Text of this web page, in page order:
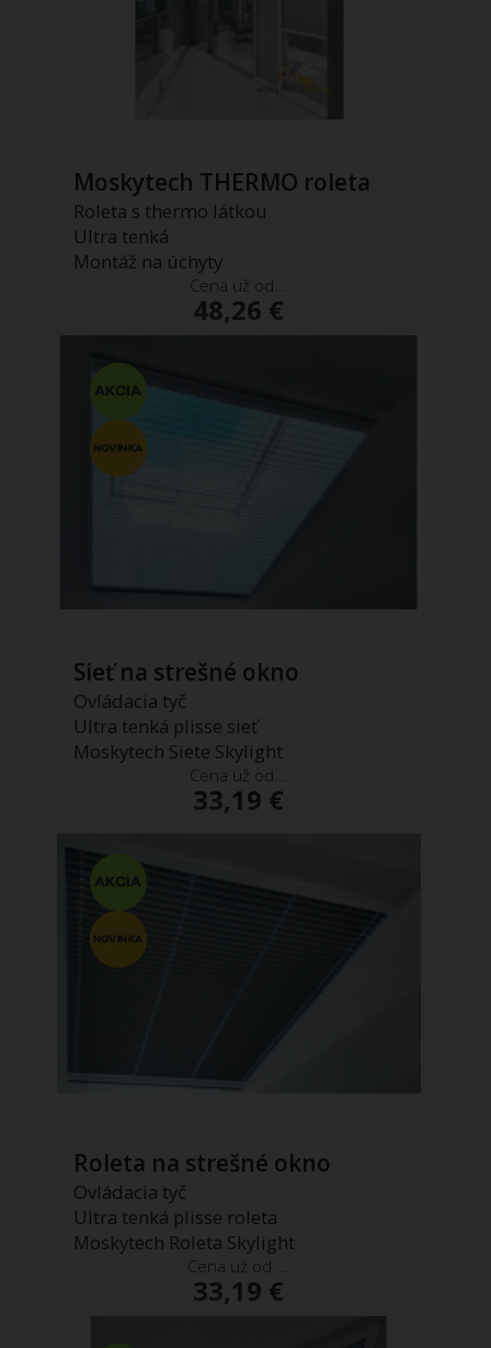
Moskytech THERMO roleta
Roleta s thermo látkou
Ultra tenká
Montáž na úchyty
Cena už od...
48,26 €
Sieť na strešné okno
Ovládacia tyč
Ultra tenká plisse sieť
Moskytech Siete Skylight
Cena už od...
33,19 €
Roleta na strešné okno
Ovládacia tyč
Ultra tenká plisse roleta
Moskytech Roleta Skylight
Cena už od ...
33,19 €